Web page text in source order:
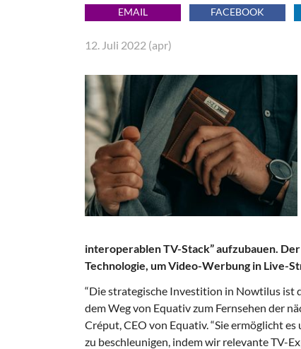
EMAIL FACEBOOK
12. Juli 2022 (apr)
interoperablen TV-Stack” aufzubauen.
Technologie, um Video-Werbung in Live-
“Die strategische Investition in Nowtilus ist
dem Weg von Equativ zum Fernsehen der
Créput, CEO von Equativ. “Sie ermöglicht
zu beschleunigen, indem wir relevante TV-